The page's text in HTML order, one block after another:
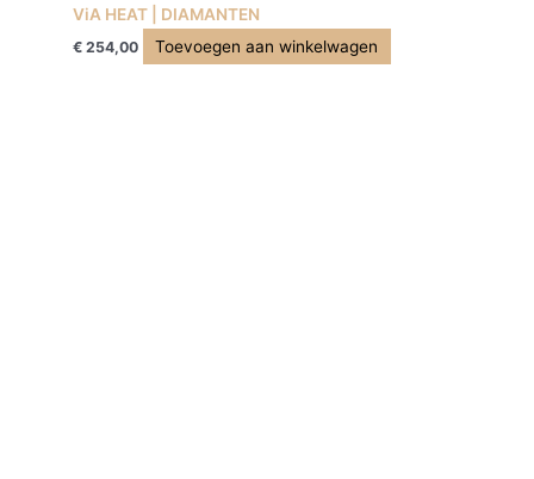
ViA HEAT | DIAMANTEN
€ 254,00 Toevoegen aan winkelwagen